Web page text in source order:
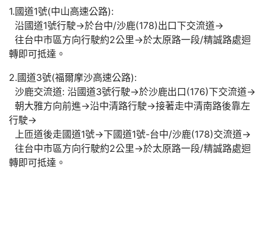
1.國道1號(中山高速公路):
沿國道1號行駛→於台中/沙鹿(178)出口下交流道→
往台中市區方向行駛約2公里→於太原路一段/精誠路處迴
轉即可抵達。
2.國道3號(福爾摩沙高速公路):
沙鹿交流道: 沿國道3號行駛→於沙鹿出口(176)下交流道→
朝大雅方向前進→沿中清路行駛→接著走中清南路後靠左
行駛→
上匝道後走國道1號→下國道1號-台中/沙鹿(178)交流道→
往台中市區方向行駛約2公里→於太原路一段/精誠路處迴
轉即可抵達。